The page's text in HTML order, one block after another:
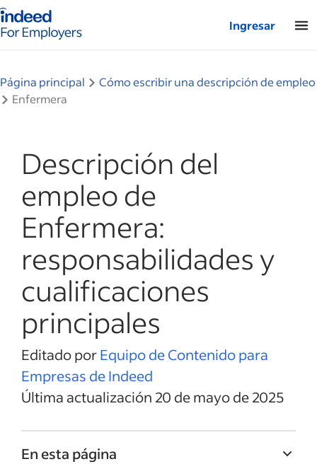
de inicio de Indeed: para empresas
Ingresar
Página principal
Cómo escribir una descripción de empleo
Enfermera
Descripción del
empleo de
Enfermera:
responsabilidades y
cualificaciones
principales
Editado porEquipo de Contenido para
Empresas de Indeed
Última actualización 20 de mayo de 2025
En esta página